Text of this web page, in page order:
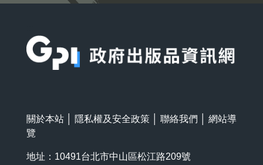
關於本站 隱私權及安全政策 聯絡我們
網站導
覽
地址：10491台北市中山區松江路209號